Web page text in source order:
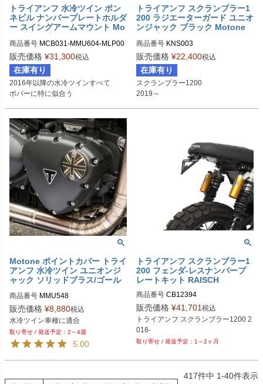
PRN016887-23
PRN016887-24
PRN016887-25
PRN016887-27
PRN016887-28
PRN016887-29
PRN016887-30
PRN016887-31
PRN016887-33
PRN016887-34
PRN016887-35
PRN016887-36
PRN016887-37
PRN016887-38
PRN016887-39
PRN016887-40
PRN016887-41
PRN016887-42
PRN016887-43
PRN016887-44
PRN016887-45
PRN016887-47
PRN016887-48
PRN016887-49
PRN016887-50
PRN016887-51
PRN016887-52
PRN012581-22
PRN012581-23
PRN012581-24
PRN012581-26
PRN012581-27
PRN012581-28
PRN012581-29
PRN012581-30
PRN012581-32
トライアンフ 水冷ツイン ボン
ネビル ナンバープレートホルダ
ー スイングアームマウント Mo
tone(モートーン)
商品番号 MCB031-MMU604-MLP00
1
販売価格 ¥31,300税込
在庫有り
2016年以降の水冷ツインすべて
ボバーに特に似合う
トライアンフ スクランブラー1
200 ラジエーターガード ユニオ
ンジャック ブラック Motone
(モートーン)
商品番号 KNS003
販売価格 ¥22,400税込
在庫有り
スクランブラー1200
Motone ポイントカバー トライ
アンフ 水冷ツイン ユニオンジ
ャック ソリッドブラス/ゴール
商品番号 MMU548
販売価格 ¥8,880税込
水冷ツイン車種に適合
2～4週
5.00
トライアンフ スクランブラー1
200 フェンダ-レスナンバープ
レートキット RAISCH
商品番号
販売価格 ¥41,701 税込
トライアンフ スクランブラー1200 2
1～2ヶ月
417件中 1-40件表示